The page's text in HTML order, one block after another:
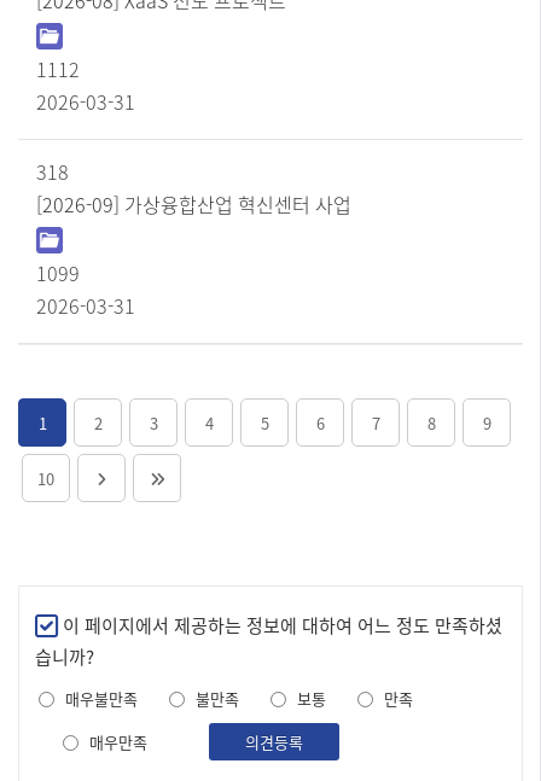
1112
2026-03-31
318
[2026-09] 가상융합산업 혁신센터 사업
1099
2026-03-31
1 2 3 4 5 6 7 8 9
10
만
족
도
조
이 페이지에서 제공하는 정보에 대하여 어느 정도 만족하셨
습니까?
매우불만족 불만족 보통
만족
매우만족
의견등록